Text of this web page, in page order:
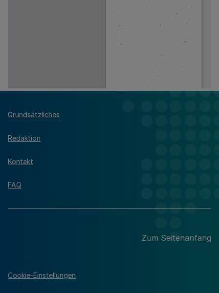
Grundsätzliches
Redaktion
Kontakt
FAQ
Zum Seitenanfang
Cookie-Einstellungen